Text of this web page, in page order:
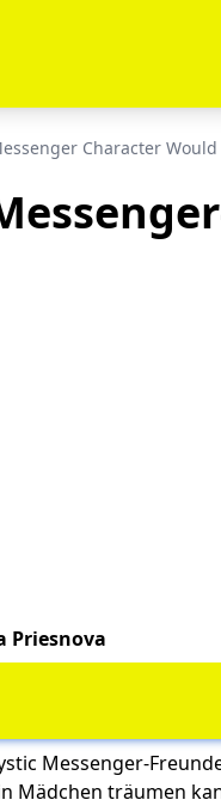
Character
Priesnova
Messenger-
Mädchen träumen